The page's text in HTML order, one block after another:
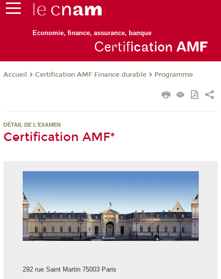
Economie, finance, assurance, banque
Certification AMF
Accueil Certification AMF Finance durable Programme
DÉTAIL DE L'EXAMEN
Certification AMF*
292 rue Saint Martin 75003 Paris